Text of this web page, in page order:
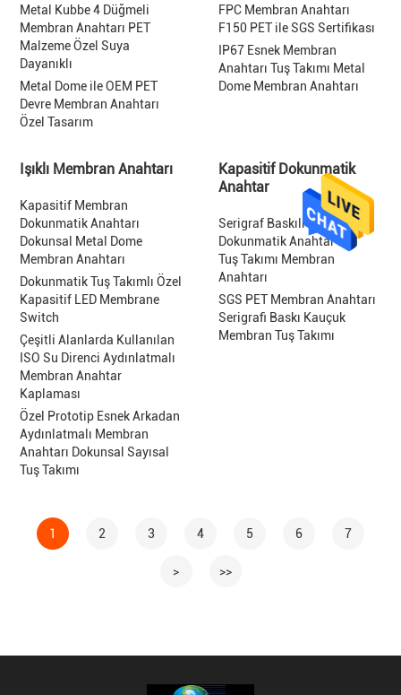
Metal Kubbe 4 Düğmeli
Membran Anahtarı PET
Malzeme Özel Suya
Dayanıklı
Metal Dome ile OEM PET
Devre Membran Anahtarı
Özel Tasarım
FPC Membran Anahtarı
F150 PET ile SGS Sertifikası
IP67 Esnek Membran
Anahtarı Tuş Takımı Metal
Dome Membran Anahtarı
Işıklı Membran Anahtarı
Kapasitif Membran
Dokunmatik Anahtarı
Dokunsal Metal Dome
Membran Anahtarı
Dokunmatik Tuş Takımlı Özel
Kapasitif LED Membrane
Switch
Çeşitli Alanlarda Kullanılan
ISO Su Direnci Aydınlatmalı
Membran Anahtar
Kaplaması
Özel Prototip Esnek Arkadan
Aydınlatmalı Membran
Anahtarı Dokunsal Sayısal
Tuş Takımı
Kapasitif Dokunmatik
Anahtar
Serigraf Baskılı Kapasitif
Dokunmatik Anahtar PET
Tuş Takımı Membran
Anahtarı
SGS PET Membran Anahtarı
Serigrafi Baskı Kauçuk
Membran Tuş Takımı
1 2 3 4 5 6 7
> >>